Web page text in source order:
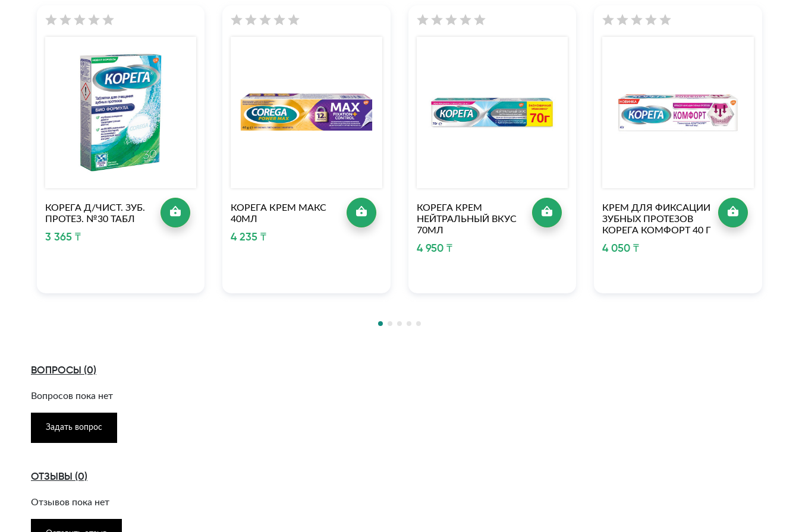
КОРЕГА Д/ЧИСТ. ЗУБ.
ПРОТЕЗ. №30 ТАБЛ
3 365 ₸
КОРЕГА КРЕМ МАКС
40МЛ
4 235 ₸
КОРЕГА КРЕМ
НЕЙТРАЛЬНЫЙ ВКУС
70МЛ
4 950 ₸
КРЕМ ДЛЯ ФИКСАЦИИ
ЗУБНЫХ ПРОТЕЗОВ
КОРЕГА КОМФОРТ 40 Г
4 050 ₸
ВОПРОСЫ (0)
Вопросов пока нет
Задать вопрос
ОТЗЫВЫ (0)
Отзывов пока нет